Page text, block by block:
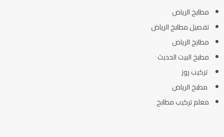
مطابخ الرياض
تفصيل مطابخ الرياض
مطابخ الرياض
مطبخ البيت الحديث
تركيب روز
مطبخ الرياض
معلم تركيب مطابخ